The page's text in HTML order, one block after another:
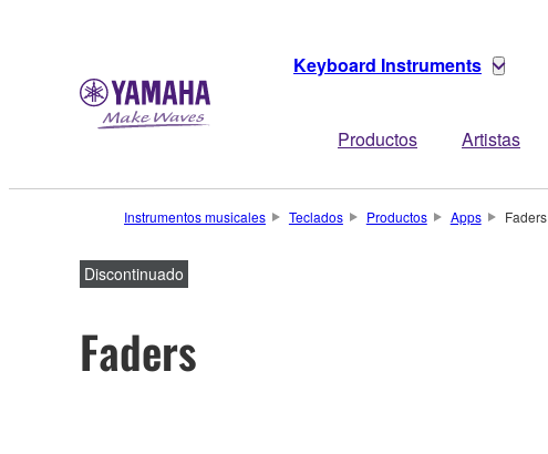
Keyboard Instruments
Productos Artistas
Instrumentos musicales Teclados Productos Apps Faders
Discontinuado
Faders